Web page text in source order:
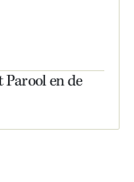
Parool en de